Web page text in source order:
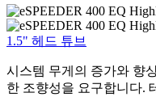
1.5" 헤드 튜브
시스템 무게의 증가와 향
한 조향성을 요구합니다.